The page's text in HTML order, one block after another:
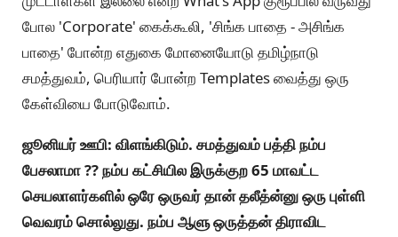
போல 'Corporate' கைக்கூலி, 'சிங்க பாதை - அசிங்க
பாதை' போன்ற எதுகை மோனையோடு தமிழ்நாடு
சமத்துவம், பெரியார் போன்ற Templates வைத்து ஒரு
கேள்வியை போடுவோம்.
ஜூனியர் ஊபி: விளங்கிடும். சமத்துவம் பத்தி நம்ப
பேசலாமா ?? நம்ப கட்சியில இருக்குற 65 மாவட்ட
செயலாளர்களில் ஒரே ஒருவர் தான் தலீத்ன்னு ஒரு புள்ளி
வெவரம் சொல்லுது. நம்ப ஆளு ஒருத்தன் திராவிட